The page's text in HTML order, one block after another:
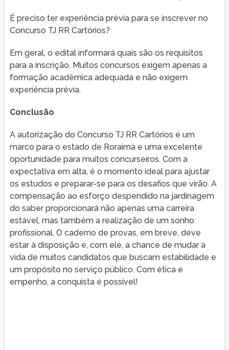
É preciso ter experiência prévia para se inscrever no
Concurso TJ RR Cartórios?
Em geral, o edital informará quais são os requisitos
para a inscrição. Muitos concursos exigem apenas a
formação acadêmica adequada e não exigem
experiência prévia.
Conclusão
A autorização do Concurso TJ RR Cartórios é um
marco para o estado de Roraima e uma excelente
oportunidade para muitos concurseiros. Com a
expectativa em alta, é o momento ideal para ajustar
os estudos e preparar-se para os desafios que virão. A
compensação ao esforço despendido na jardinagem
do saber proporcionará não apenas uma carreira
estável, mas também a realização de um sonho
profissional. O caderno de provas, em breve, deve
estar à disposição e, com ele, a chance de mudar a
vida de muitos candidatos que buscam estabilidade e
um propósito no serviço público. Com ética e
empenho, a conquista é possível!